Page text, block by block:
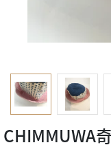
CHIMMUWA